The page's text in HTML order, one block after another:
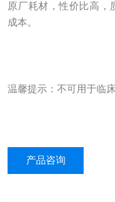
原厂耗材，性价比高，
成本。
温馨提示：不可用于临床
产品咨询